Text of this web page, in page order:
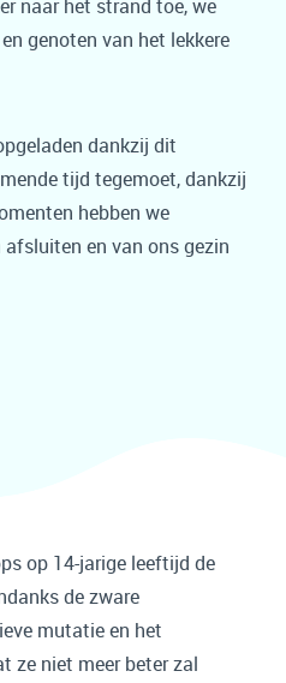
naar het strand toe, we
genoten van het lekkere
dankzij dit
tijd tegemoet, dankzij
hebben we
en van ons gezin
op 14-jarige leeftijd de
de zware
mutatie en het
ze niet meer beter zal